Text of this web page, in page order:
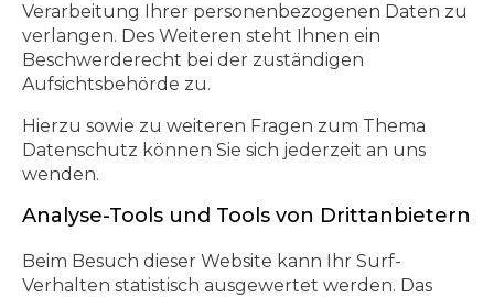
Verarbeitung Ihrer personenbezogenen Daten zu
verlangen. Des Weiteren steht Ihnen ein
Beschwerderecht bei der zuständigen
Aufsichtsbehörde zu.
Hierzu sowie zu weiteren Fragen zum Thema
Datenschutz können Sie sich jederzeit an uns
wenden.
Analyse-Tools und Tools von Dritt­anbietern
Beim Besuch dieser Website kann Ihr Surf-
Verhalten statistisch ausgewertet werden. Das